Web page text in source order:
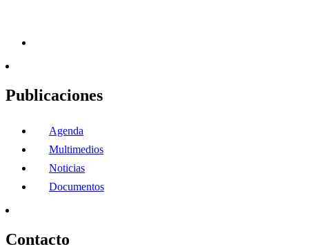
Publicaciones
Agenda
Multimedios
Noticias
Documentos
Contacto